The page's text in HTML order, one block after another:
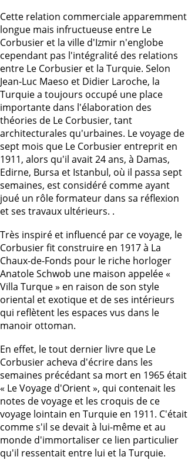
Cette relation commerciale apparemment
longue mais infructueuse entre Le
Corbusier et la ville d'Izmir n'englobe
cependant pas l'intégralité des relations
entre Le Corbusier et la Turquie. Selon
Jean-Luc Maeso et Didier Laroche, la
Turquie a toujours occupé une place
importante dans l'élaboration des
théories de Le Corbusier, tant
architecturales qu'urbaines. Le voyage de
sept mois que Le Corbusier entreprit en
1911, alors qu'il avait 24 ans, à Damas,
Edirne, Bursa et Istanbul, où il passa sept
semaines, est considéré comme ayant
joué un rôle formateur dans sa réflexion
et ses travaux ultérieurs. .
Très inspiré et influencé par ce voyage, le
Corbusier fit construire en 1917 à La
Chaux-de-Fonds pour le riche horloger
Anatole Schwob une maison appelée «
Villa Turque » en raison de son style
oriental et exotique et de ses intérieurs
qui reflètent les espaces vus dans le
manoir ottoman.
En effet, le tout dernier livre que Le
Corbusier acheva d'écrire dans les
semaines précédant sa mort en 1965 était
« Le Voyage d'Orient », qui contenait les
notes de voyage et les croquis de ce
voyage lointain en Turquie en 1911. C'était
comme s'il se devait à lui-même et au
monde d'immortaliser ce lien particulier
qu'il ressentait entre lui et la Turquie.